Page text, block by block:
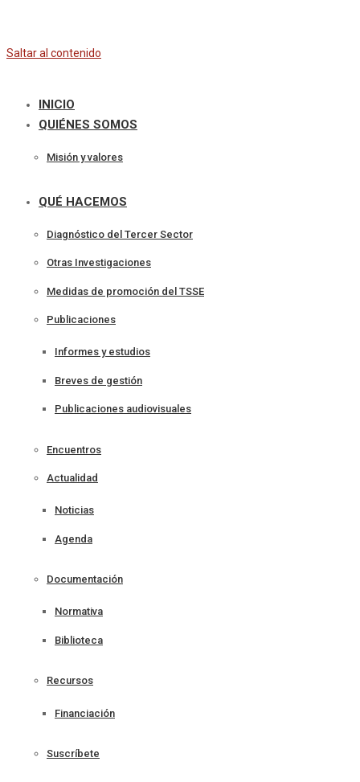
Saltar al contenido
INICIO
QUIÉNES SOMOS
Misión y valores
QUÉ HACEMOS
Diagnóstico del Tercer Sector
Otras Investigaciones
Medidas de promoción del TSSE
Publicaciones
Informes y estudios
Breves de gestión
Publicaciones audiovisuales
Encuentros
Actualidad
Noticias
Agenda
Documentación
Normativa
Biblioteca
Recursos
Financiación
Suscríbete